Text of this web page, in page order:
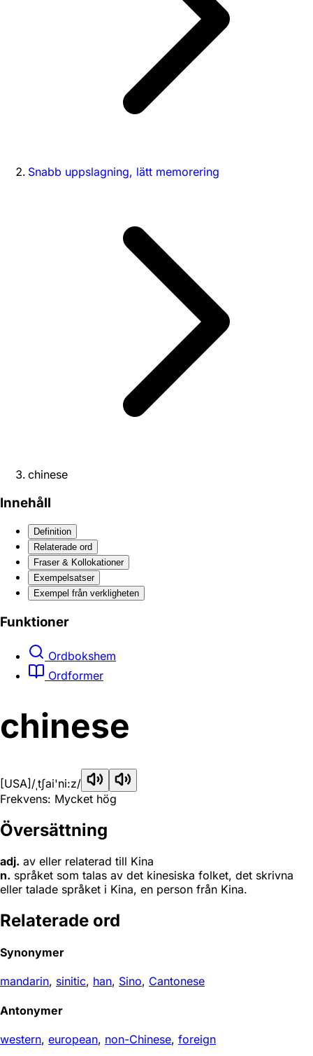
Snabb uppslagning, lätt memorering
chinese
Innehåll
Definition
Relaterade ord
Fraser & Kollokationer
Exempelsatser
Exempel från verkligheten
Funktioner
Ordbokshem
Ordformer
chinese
[USA] /ˌtʃai'ni:z/
Frekvens: Mycket hög
Översättning
adj. av eller relaterad till Kina
n. språket som talas av det kinesiska folket, det skrivna
eller talade språket i Kina, en person från Kina.
Relaterade ord
Synonymer
mandarin, sinitic, han, Sino, Cantonese
Antonymer
western, european, non-Chinese, foreign